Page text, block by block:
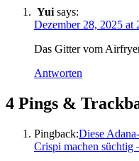
Yui says:
Dezember 28, 2025 at
Das Gitter vom
Antworten
4 Pings &
Pingback:Diese
Crispi machen